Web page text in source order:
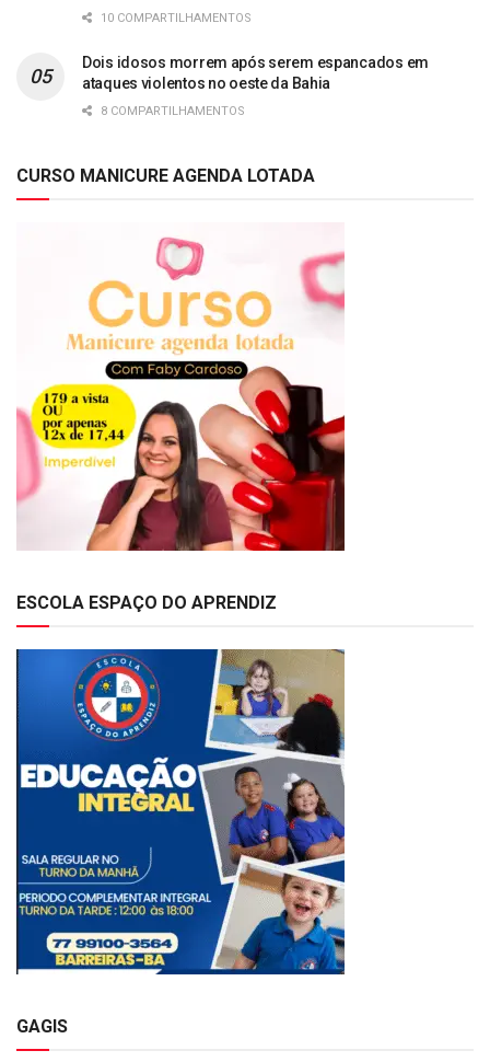
10 COMPARTILHAMENTOS
Dois idosos morrem após serem espancados em
ataques violentos no oeste da Bahia
8 COMPARTILHAMENTOS
CURSO MANICURE AGENDA LOTADA
ESCOLA ESPAÇO DO APRENDIZ
GAGIS